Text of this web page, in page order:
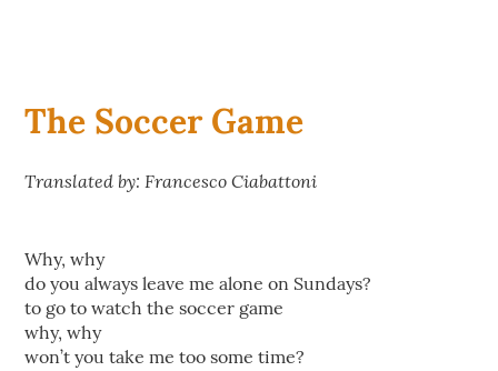
The Soccer Game
Translated by: Francesco Ciabattoni
Why, why
do you always leave me alone on Sundays?
to go to watch the soccer game
why, why
won’t you take me too some time?